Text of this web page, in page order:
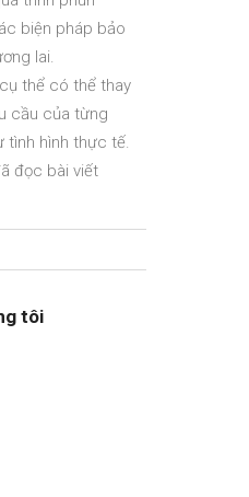
biện pháp bảo
lai.
thể có thể thay
cầu của từng
tình hình thực tế.
đọc bài viết
tôi